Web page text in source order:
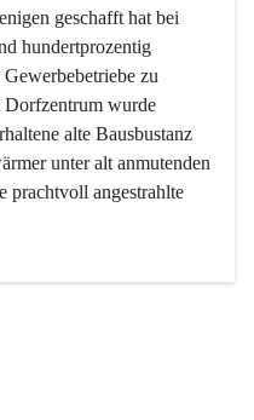
geschafft hat bei
hundertprozentig
zu
Dorfzentrum wurde
alte Bausbustanz
unter alt anmutenden
prachtvoll angestrahlte
mehr, ist aber integrativer